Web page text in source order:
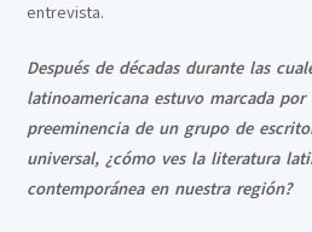
entrevista.
Después de décadas durante las
latinoamericana estuvo marcada
preeminencia de un grupo de
universal, ¿cómo ves la literatura
contemporánea en nuestra región?